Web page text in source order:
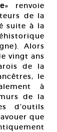
» renvoie
de la
suite à la
Alors
vingt ans
de la
le
à
de la
d’outils
que